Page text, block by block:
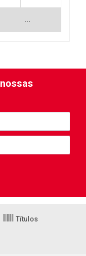
...
Títulos